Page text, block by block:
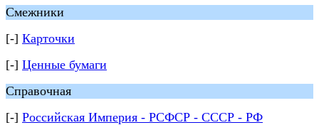
Смежники
[-] Карточки
[-] Ценные бумаги
Справочная
[-] Российская Империя - РСФСР - СССР - РФ